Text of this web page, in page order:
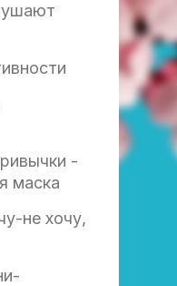
-
маска
не хочу,